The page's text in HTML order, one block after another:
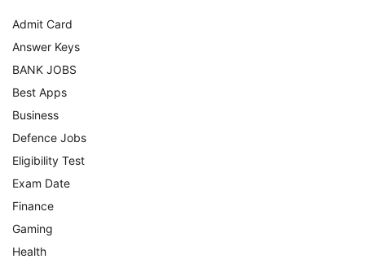
Admit Card
Answer Keys
BANK JOBS
Best Apps
Business
Defence Jobs
Eligibility Test
Exam Date
Finance
Gaming
Health